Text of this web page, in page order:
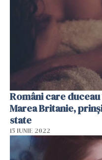
Români care
Marea Britanie,
state
15 IUNIE 2022